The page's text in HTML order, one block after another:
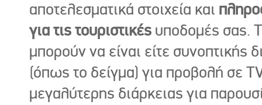
αποτελεσματικά στοιχεία και
για τις τουριστικές υποδομές σας.
μπορούν να είναι είτε συνοπτικής
(όπως το δείγμα) για προβολή σε
μεγαλύτερης διάρκειας για